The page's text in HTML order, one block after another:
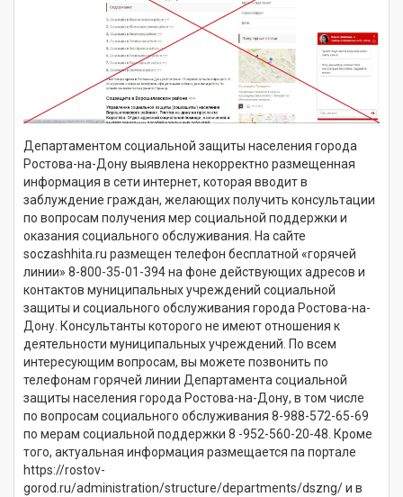
Департаментом социальной защиты населения города
Ростова-на-Дону выявлена некорректно размещенная
информация в сети интернет, которая вводит в
заблуждение граждан, желающих получить консультации
по вопросам получения мер социальной поддержки и
оказания социального обслуживания. На сайте
soczashhita.ru размещен телефон бесплатной «горячей
линии» 8-800-35-01-394 на фоне действующих адресов и
контактов муниципальных учреждений социальной
защиты и социального обслуживания города Ростова-на-
Дону. Консультанты которого не имеют отношения к
деятельности муниципальных учреждений. По всем
интересующим вопросам, вы можете позвонить по
телефонам горячей линии Департамента социальной
защиты населения города Ростова-на-Дону, в том числе
по вопросам социального обслуживания 8-988-572-65-69
по мерам социальной поддержки 8 -952-560-20-48. Кроме
того, актуальная информация размещается па портале
https://rostov-
gorod.ru/administration/structure/departments/dszng/ и в